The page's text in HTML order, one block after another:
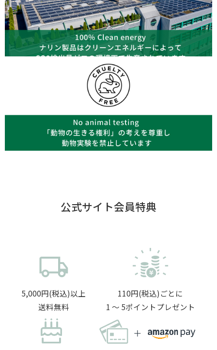
公式サイト会員特典
5,000円(税込)以上
送料無料
110円(税込)ごとに
1 〜 5ポイントプレゼント